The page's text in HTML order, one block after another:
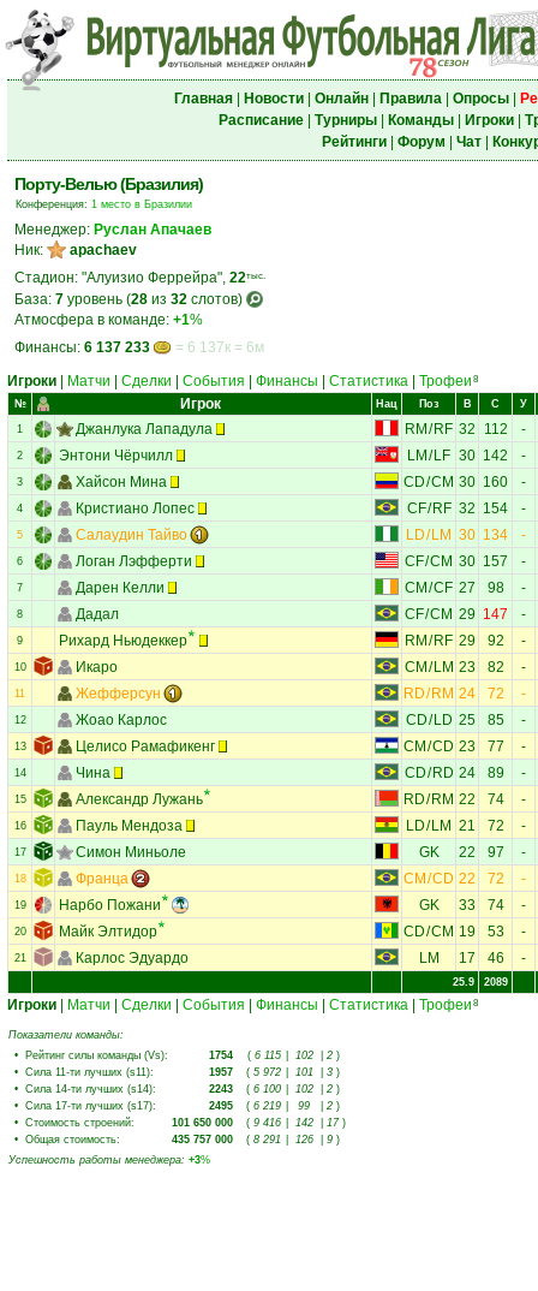
Главная| Новости| Онлайн| Правила| Опросы|
Расписание| Турниры| Команды| Игроки|
Рейтинги| Форум Чат|
Порту-Велью (Бразилия)
Конференция: 1 место в Бразилии
Менеджер: Руслан Апачаев
Ник:
apachaev
Стадион: "Алуизио Феррейра", 22тыс.
База: 7 уровень (28 из 32 слотов)
Атмосфера в команде: +1%
Финансы: 6 137 233
= 6 137к = 6м
Игроки
Матчи Сделки События Финансы Статистика Трофеи 8
№ Игрок Нац Поз В С У
1 Джанлука Лападула RM / RF 32 112 -
2 Энтони Чёрчилл LM / LF 30 142 -
3 Хайсон Мина CD/CM 30 160 -
4 Кристиано Лопес CF/RF 32 154 -
5 Салаудин Тайво LD/ LM 30 134 -
6 Логан Лэфферти CF/CM 30 157 -
7 Дарен Келли CM /CF 27 98 -
8 Дадал CF/CM 29 147 -
9 Рихард Ньюдеккер RM / RF 29 92 -
10 Икаро CM /LM 23 82 -
11 Жефферсун RD/ RM 24 72 -
12 Жоао Карлос CD/LD 25 85 -
13 Целисо Рамафикенг CM /CD 23 77 -
14 Чина CD/RD 24 89 -
15 Александр Лужань RD/ RM 22 74 -
16 Пауль Мендоза LD/ LM 21 72 -
17 Симон Миньоле GK 22 97 -
18 Франца CM /CD 22 72 -
19 Нарбо Пожани GK 33 74 -
20 Майк Элтидор CD/CM 19 53 -
21 Карлос Эдуардо LM 17 46 -
25.9 2089
Игроки Матчи Сделки События Финансы Статистика Трофеи 8
Показатели команды:
• Рейтинг силы команды (Vs): 1754 ( 6 115 102 2 )
• Сила 11-ти лучших (s11): 1957 ( 5 972 101 3 )
• Сила 14-ти лучших (s14): 2243 ( 6 100 102 2 )
• Сила 17-ти лучших (s17): 2495 ( 6 219 99 2 )
• Стоимость строений: 101 650 000 ( 9 416 142 17 )
• Общая стоимость: 435 757 000 ( 8 291 126 9 )
Успешность работы менеджера: +3%